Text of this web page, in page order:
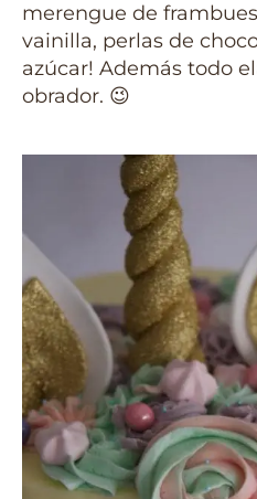
merengue de
vainilla, perlas de
azúcar! Además todo
obrador. 😉